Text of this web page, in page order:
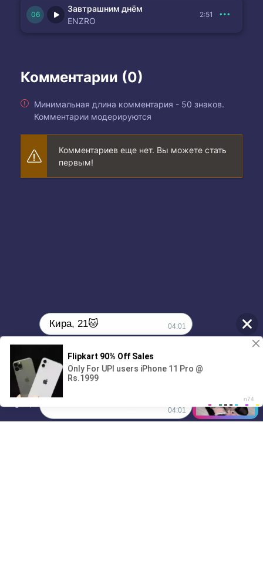
Завтрашним днём
ENZRO
2:51
Комментарии (0)
Минимальная длина комментария - 50 знаков.
Комментарии модерируются
Комментариев еще нет. Вы можете стать
первым!
00:00
Кира, 21🐱 04:01
Поиграешь со мной? 💖🐾
04:01
1